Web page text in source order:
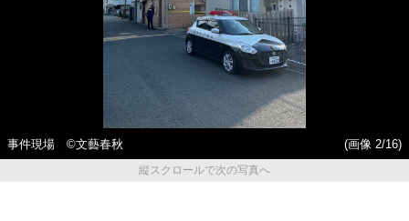
事件現場 ©文藝春秋
(画像 2/16)
縦スクロールで次の写真へ